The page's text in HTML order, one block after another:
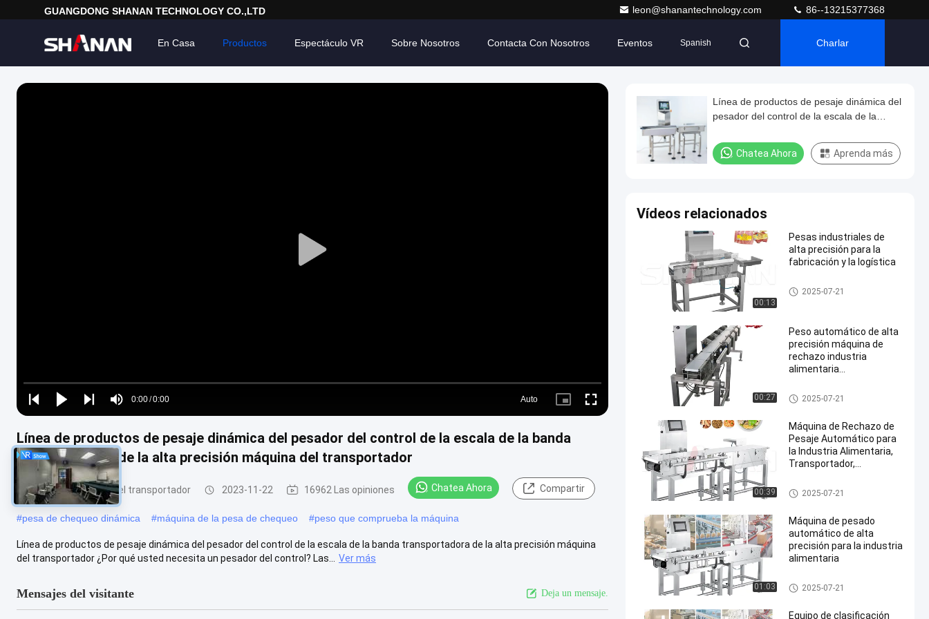
GUANGDONG SHANAN TECHNOLOGY CO.,LTD leon@shanantechnology.com 86--13215377368
En Casa Productos Espectáculo VR Sobre Nosotros Contacta Con Nosotros Eventos Spanish Charlar
Play
Play
Play
Play
Mute
Time
0:00/0:00
Loaded:
0%
Auto
Picture- Fullscreen
Línea de productos de pesaje dinámica del pesador del control de la escala de la banda
transportadora de la alta precisión máquina del transportador
Inspector de peso del transportador 2023-11-22 16962 Las opiniones Chatea Ahora Compartir
#pesa de chequeo dinámica #máquina de la pesa de chequeo #peso que comprueba la máquina
Línea de productos de pesaje dinámica del pesador del control de la escala de la banda transportadora de la alta precisión máquina
del transportador ¿Por qué usted necesita un pesador del control? Las...
Ver más
Mensajes del visitante Deja un mensaje.
Línea de productos de pesaje dinámica del
pesador del control de la escala de la
máquina del transportador
Chatea Ahora Aprenda más
Vídeos relacionados
00:13
Pesas industriales de
alta precisión para la
fabricación y la logística
Inspector de peso del transpor
tador
2025-07-21
00:27
Peso automático de alta
precisión máquina de
rechazo industria
alimentaria
farmacéutico
Inspector de peso del transpor
tador
2025-07-21
00:39
Máquina de Rechazo de
Pesaje Automático para
la Industria Alimentaria,
Transportador,
Clasificadora de Peso de
300g-30kg
Inspector de peso del transpor
tador
2025-07-21
01:03
Máquina de pesado
automático de alta
precisión para la industria
alimentaria
Inspector de peso del transpor
tador
2025-07-21
Equipo de clasificación